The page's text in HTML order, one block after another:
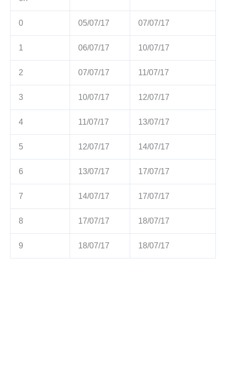
0 05/07/17 07/07/17
1 06/07/17 10/07/17
2 07/07/17 11/07/17
3 10/07/17 12/07/17
4 11/07/17 13/07/17
5 12/07/17 14/07/17
6 13/07/17 17/07/17
7 14/07/17 17/07/17
8 17/07/17 18/07/17
9 18/07/17 18/07/17